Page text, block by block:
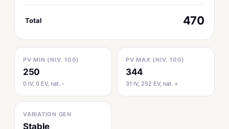
Total 470
PV MIN (NIV. 100)
250
0 IV, 0 EV, nat. -
PV MAX (NIV. 100)
344
31 IV, 252 EV, nat. +
VARIATION GEN
Stable